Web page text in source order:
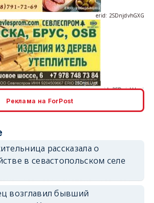
Реклама на ForPost
рассказала о
в севастопольском селе
возглавил бывший